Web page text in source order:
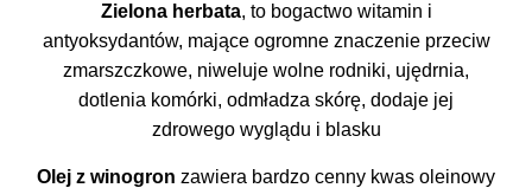
Zielona herbata, to bogactwo witamin i
antyoksydantów, mające ogromne znaczenie przeciw
zmarszczkowe, niweluje wolne rodniki, ujędrnia,
dotlenia komórki, odmładza skórę, dodaje jej
zdrowego wyglądu i blasku
Olej z winogron zawiera bardzo cenny kwas oleinowy